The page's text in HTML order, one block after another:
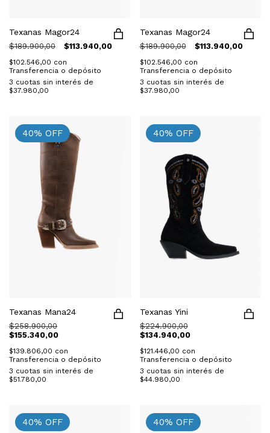
Texanas Magor24
$189.900,00 $113.940,00
$102.546,00 con
Transferencia o depósito
3 cuotas sin interés de
$37.980,00
Texanas Magor24
$189.900,00 $113.940,00
$102.546,00 con
Transferencia o depósito
3 cuotas sin interés de
$37.980,00
40% OFF
Texanas Mana24
$258.900,00
$155.340,00
$139.806,00 con
Transferencia o depósito
3 cuotas sin interés de
$51.780,00
40% OFF
Texanas Yini
$224.900,00
$134.940,00
$121.446,00 con
Transferencia o depósito
3 cuotas sin interés de
$44.980,00
40% OFF 40% OFF